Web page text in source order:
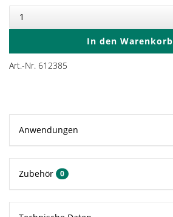
In den Warenkorb
Art.-Nr. 612385
Anwendungen
Zubehör 0